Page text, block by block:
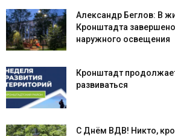
Александр Беглов: В
Кронштадта
наружного освещения
Кронштадт
развиваться
С Днём ВДВ! Никто,